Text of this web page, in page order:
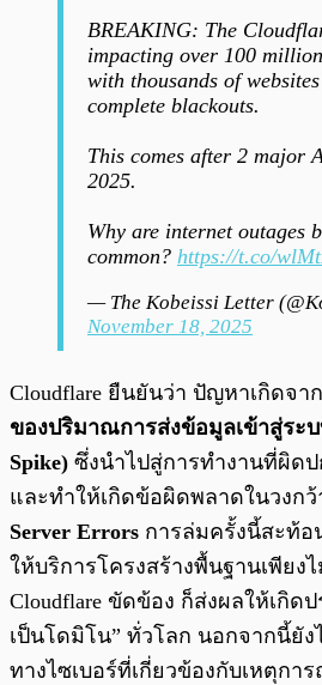
BREAKING: The
impacting over 100
with thousands of
complete blackouts.
This comes after 2 major
2025.
Why are internet outages
common? https://t.co/
— The Kobeissi Letter
November 18, 2025
Cloudflare ยืนยันว่า ปัญหาเกิดจาก
ของปริมาณการส่งข้อมูลเข้าสู่ระบ
Spike) ซึ่งนำไปสู่การทำงานที่ผิด
และทำให้เกิดข้อผิดพลาดในวงกว้
Server Errors การล่มครั้งนี้สะท้อ
ให้บริการโครงสร้างพื้นฐานเพียง
Cloudflare ขัดข้อง ก็ส่งผลให้เกิด
เป็นโดมิโน” ทั่วโลก นอกจากนี้ยั
ทางไซเบอร์ที่เกี่ยวข้องกับเหตุกา